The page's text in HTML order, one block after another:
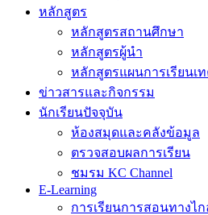
หลักสูตร
หลักสูตรสถานศึกษา
หลักสูตรผู้นำ
หลักสูตรแผนการเรียนเ
ข่าวสารและกิจกรรม
นักเรียนปัจจุบัน
ห้องสมุดและคลังข้อมูล
ตรวจสอบผลการเรียน
ชมรม KC Channel
E-Learning
การเรียนการสอนทางไก